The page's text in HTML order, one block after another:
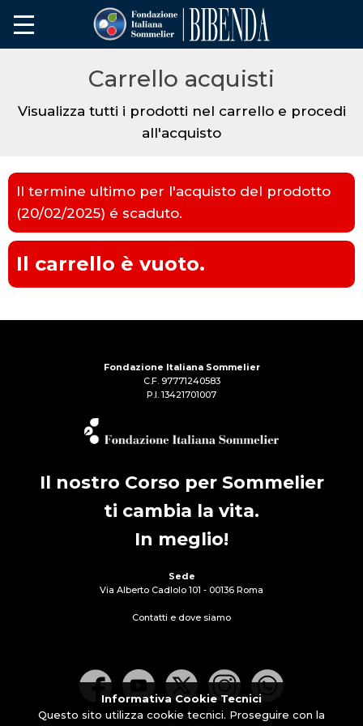
Carrello acquisti
Visualizza tutti i prodotti nel carrello e procedi
all'acquisto
Il termine ultimo per l'acquisto del prodotto
(20/02/2025) é scaduto.
Il carrello è vuoto.
Fondazione Italiana Sommelier
C.F. 97771240583
P.I. 13421701007
Il nostro Corso per Sommelier
ti cambia la vita.
In meglio!
Sede
Via Alberto Cadlolo 101 - 00136 Roma
Contatti e dove siamo
Informativa Cookie Tecnici
Questo sito utilizza cookie tecnici. Proseguire con la